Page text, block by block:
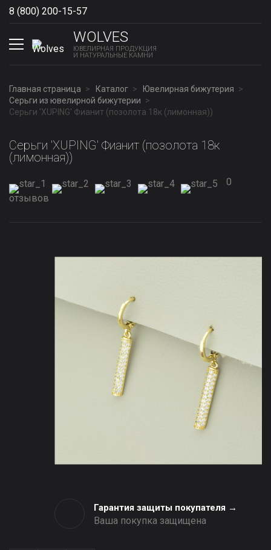
8 (800) 200-15-57
WOLVES
ЮВЕЛИРНАЯ ПРОДУКЦИЯ
И НАТУРАЛЬНЫЕ КАМНИ
Главная страница Каталог
Ювелирная бижутерия
Серьги из ювелирной бижутерии
Серьги 'XUPING' Фианит (позолота 18к (лимонная))
Серьги 'XUPING' Фианит (позолота 18к
(лимонная))
0
отзывов
Гарантия защиты покупателя →
Ваша покупка защищена